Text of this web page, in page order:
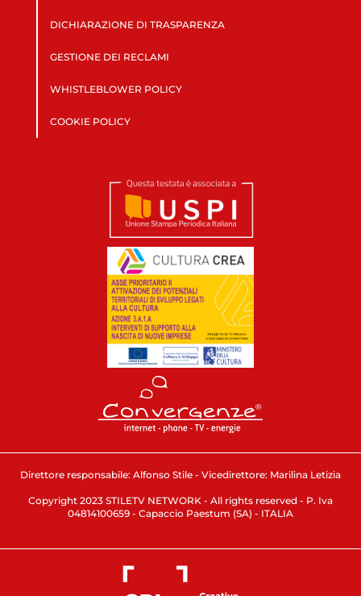
DICHIARAZIONE DI TRASPARENZA
GESTIONE DEI RECLAMI
WHISTLEBLOWER POLICY
COOKIE POLICY
Direttore responsabile: Alfonso Stile - Vicedirettore: Marilina Letizia
Copyright 2023 STILETV NETWORK - All rights reserved - P. Iva
04814100659 - Capaccio Paestum (SA) - ITALIA